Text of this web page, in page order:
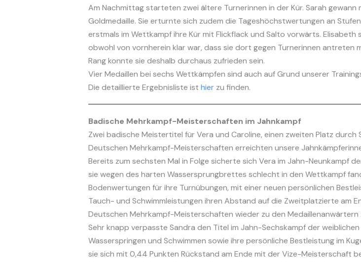
Am Nachmittag starteten zwei ältere Turnerinnen in der Kür. Sarah
Goldmedaille. Sie erturnte sich zudem die Tageshöchstwertungen an
erstmals im Wettkampf ihre Kür mit Flickflack und Salto vorwärts.
obwohl von vornherein klar war, dass sie dort gegen Turnerinnen antreten
Rang konnte sie deshalb durchaus zufrieden sein.
Vier Medaillen bei sechs Wettkämpfen sind auch auf Grund unserer
Die detaillierte Ergebnisliste ist hierzu finden.
Badische Mehrkampf-Meisterschaften im Jahnkampf
Zwei badische Meistertitel für Vera und Caroline, einen zweiten Platz
Deutschen Mehrkampf-Meisterschaften erreichten unsere
Bereits zum sechsten Mal in Folge sicherte sich Vera im Jahn-Neunkampf
sie wegen des harten Wassersprungbrettes schlecht in den Wettkampf
Bodenwertungen für ihre Turnübungen, mit einer neuen persönlichen
Tauch- und Schwimmleistungen ihren Abstand auf die Zweitplatzierte am
Deutschen Mehrkampf-Meisterschaften wieder zu den Medaillenanwärtern
Sehr knapp verpasste Sandra den Titel im Jahn-Sechskampf der
Wasserspringen und Schwimmen sowie ihre persönliche Bestleistung im
sie sich mit 0,44 Punkten Rückstand am Ende mit der Vize-Meisterschaft